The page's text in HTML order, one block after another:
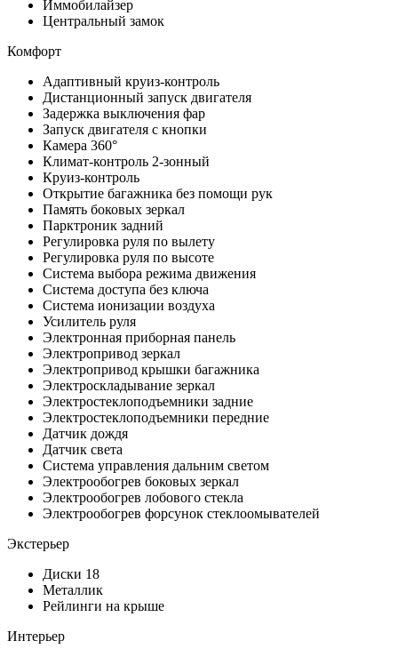
Иммобилайзер
Центральный замок
Комфорт
Адаптивный круиз-контроль
Дистанционный запуск двигателя
Задержка выключения фар
Запуск двигателя с кнопки
Камера 360°
Климат-контроль 2-зонный
Круиз-контроль
Открытие багажника без помощи рук
Память боковых зеркал
Парктроник задний
Регулировка руля по вылету
Регулировка руля по высоте
Система выбора режима движения
Система доступа без ключа
Система ионизации воздуха
Усилитель руля
Электронная приборная панель
Электропривод зеркал
Электропривод крышки багажника
Электроскладывание зеркал
Электростеклоподъемники задние
Электростеклоподъемники передние
Датчик дождя
Датчик света
Система управления дальним светом
Электрообогрев боковых зеркал
Электрообогрев лобового стекла
Электрообогрев форсунок стеклоомывателей
Экстерьер
Диски 18
Металлик
Рейлинги на крыше
Интерьер